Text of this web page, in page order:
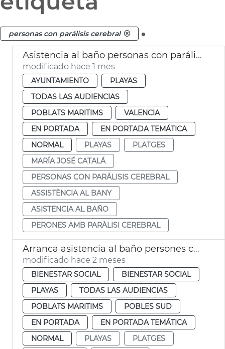
personas con parálisis cerebral .
Asistencia al baño personas con parálisis cerebral València
modificado hace 1 mes
AYUNTAMIENTO
PLAYAS
TODAS LAS AUDIENCIAS
POBLATS MARITIMS
VALENCIA
EN PORTADA
EN PORTADA TEMÁTICA
NORMAL
PLAYAS
PLATGES
MARÍA JOSÉ CATALÁ
PERSONAS CON PARÁLISIS CEREBRAL
ASSISTÈNCIA AL BANY
ASISTENCIA AL BAÑO
PERONES AMB PARÀLISI CEREBRAL
Arranca asistencia al baño persones con discapacitado playas València
modificado hace 2 meses
BIENESTAR SOCIAL
BIENESTAR SOCIAL
PLAYAS
TODAS LAS AUDIENCIAS
POBLATS MARITIMS
POBLES SUD
EN PORTADA
EN PORTADA TEMÁTICA
NORMAL
PLAYAS
PLATGES